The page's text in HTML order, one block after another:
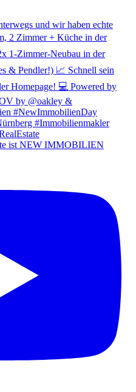
ist NEW IMMOBILIEN